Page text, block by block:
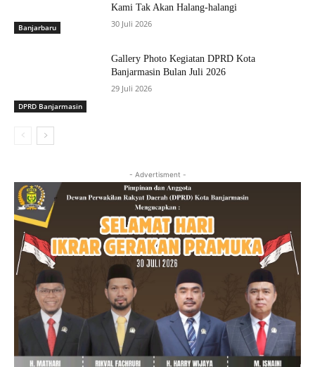
Banjarbaru
Kami Tak Akan Halang-halangi
30 Juli 2026
DPRD Banjarmasin
Gallery Photo Kegiatan DPRD Kota
Banjarmasin Bulan Juli 2026
29 Juli 2026
- Advertisment -